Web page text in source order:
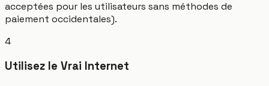
acceptées pour les utilisateurs sans méthodes de
paiement occidentales).
4
Utilisez le Vrai Internet